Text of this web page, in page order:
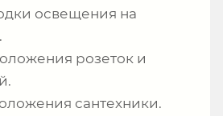
освещения на
розеток и
сантехники.